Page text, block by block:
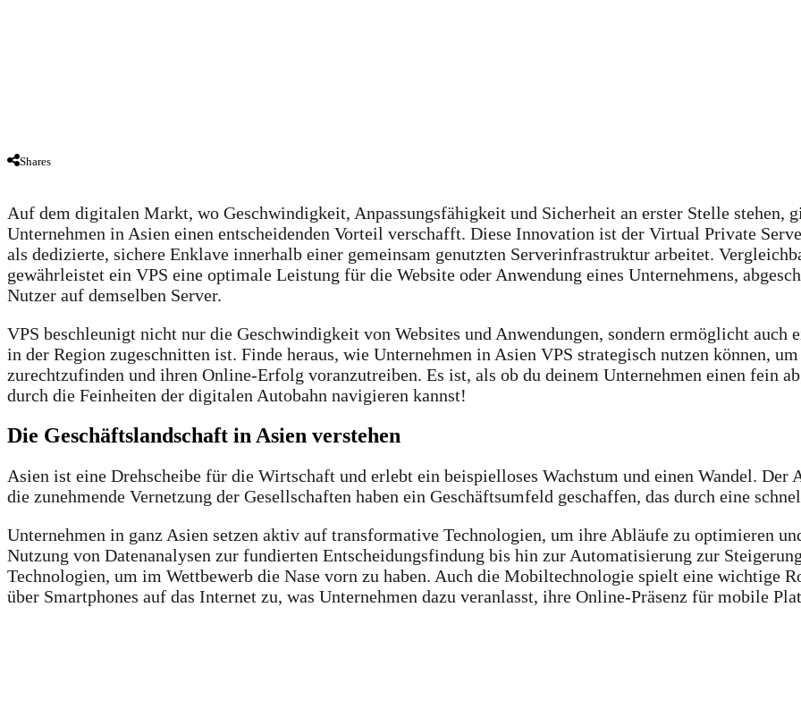
Shares
Auf dem digitalen Markt, wo Geschwindigkeit, Anpassungsfähigkeit und Sicherheit an erster Stelle stehen,
Unternehmen in Asien einen entscheidenden Vorteil verschafft. Diese Innovation ist der Virtual Private
als dedizierte, sichere Enklave innerhalb einer gemeinsam genutzten Serverinfrastruktur arbeitet.
gewährleistet ein VPS eine optimale Leistung für die Website oder Anwendung eines Unternehmens,
Nutzer auf demselben Server.
VPS beschleunigt nicht nur die Geschwindigkeit von Websites und Anwendungen, sondern ermöglicht
in der Region zugeschnitten ist. Finde heraus, wie Unternehmen in Asien VPS strategisch nutzen können,
zurechtzufinden und ihren Online-Erfolg voranzutreiben. Es ist, als ob du deinem Unternehmen einen fein
durch die Feinheiten der digitalen Autobahn navigieren kannst!
Die Geschäftslandschaft in Asien verstehen
Asien ist eine Drehscheibe für die Wirtschaft und erlebt ein beispielloses Wachstum und einen Wandel.
die zunehmende Vernetzung der Gesellschaften haben ein Geschäftsumfeld geschaffen, das durch eine
Unternehmen in ganz Asien setzen aktiv auf transformative Technologien, um ihre Abläufe zu optimieren
Nutzung von Datenanalysen zur fundierten Entscheidungsfindung bis hin zur Automatisierung zur
Technologien, um im Wettbewerb die Nase vorn zu haben. Auch die Mobiltechnologie spielt eine wichtige
über Smartphones auf das Internet zu, was Unternehmen dazu veranlasst, ihre Online-Präsenz für mobile